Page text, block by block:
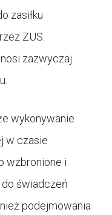
zasiłku
ZUS.
zazwyczaj
wykonywanie
w czasie
wzbronione i
świadczeń
podejmowania